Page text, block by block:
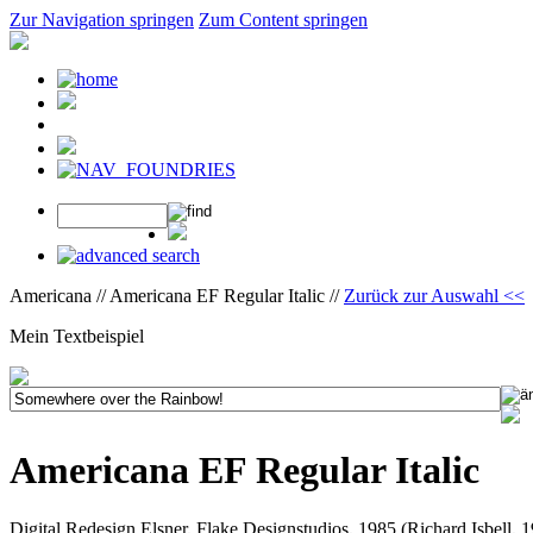
Zur Navigation springen Zum Content springen
Americana // Americana EF Regular Italic // Zurück zur Auswahl <<
Mein Textbeispiel
Americana EF Regular Italic
Digital Redesign Elsner, Flake Designstudios, 1985 (Richard Isbell,